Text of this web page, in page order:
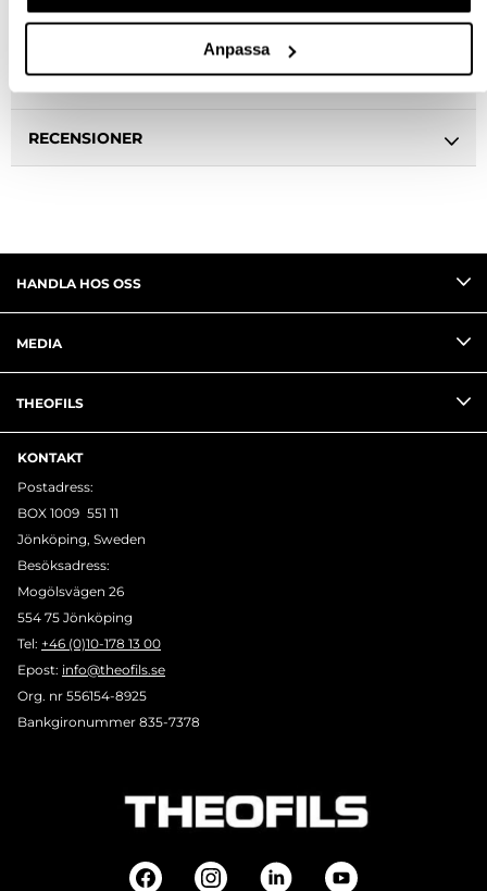
Anpassa
SPECIFIKATION
FRÅGA OM PRODUKT
RECENSIONER
HANDLA HOS OSS
MEDIA
THEOFILS
KONTAKT
Postadress:
BOX 1009 551 11
Jönköping, Sweden
Besöksadress:
Mogölsvägen 26
554 75 Jönköping
Tel: +46 (0)10-178 13 00
Epost: info@theofils.se
Org. nr 556154-8925
Bankgironummer 835-7378